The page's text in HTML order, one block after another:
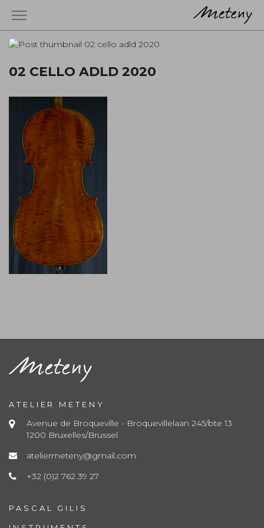
02 CELLO ADLD 2020
ATELIER METENY
Avenue de Broqueville - Broquevillelaan 245/bte 13
1200 Bruxelles/Brussel
ateliermeteny@gmail.com
+32 (0)2 762 39 27
PASCAL GILIS